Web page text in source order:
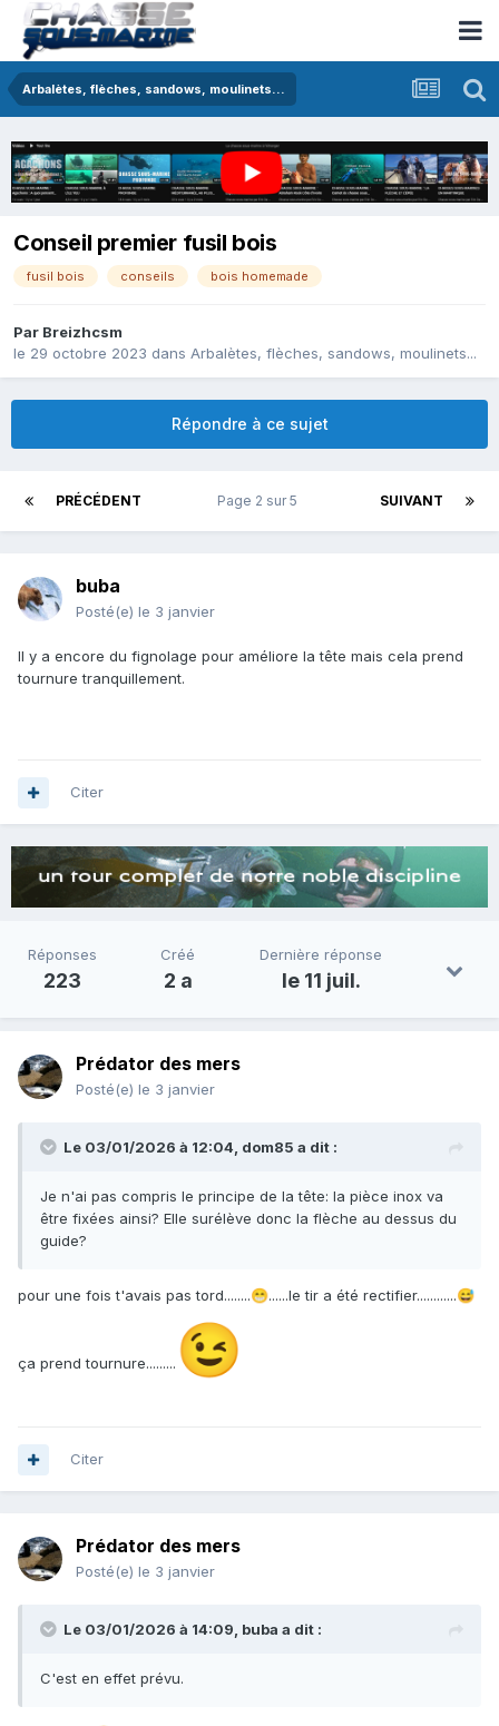
Arbalètes, flèches, sandows, moulinets...
Conseil premier fusil bois
fusil bois conseils bois homemade
Par Breizhcsm
le 29 octobre 2023 dans Arbalètes, flèches, sandows, moulinets...
Répondre à ce sujet
PRÉCÉDENT SUIVANT
Page 2 sur 5
buba
Posté(e) le 3 janvier
Il y a encore du fignolage pour améliore la tête mais cela prend
tournure tranquillement.
Citer
Réponses
223
Créé
2 a
Dernière réponse
le 11 juil.
Prédator des mers
Posté(e) le 3 janvier
Le 03/01/2026 à 12:04, dom85 a dit :
Je n'ai pas compris le principe de la tête: la pièce inox va
être fixées ainsi? Elle surélève donc la flèche au dessus du
guide?
pour une fois t'avais pas tord........😁......le tir a été rectifier............😅
ça prend tournure......... 😉
Citer
Prédator des mers
Posté(e) le 3 janvier
Le 03/01/2026 à 14:09, buba a dit :
C'est en effet prévu.